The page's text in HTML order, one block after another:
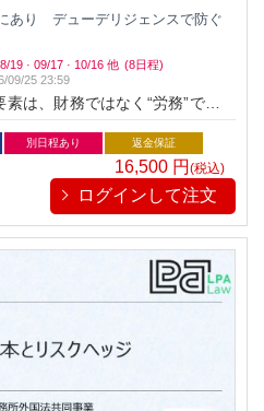
あり デューデリジェンスで防ぐ
19 · 09/17 · 10/16 他 (8日程)
09/25 23:59
は、財務ではなく“労務”です。
社会保険未加入・ハラスメント
業価値を一瞬で損なう可能性が
来経営が独自に確立した「みら
5ステップ」をもとに、労務リス
実に成功へ導く実践ノウハウを公
別日程あり 返金保証
16,500 円(税込)
ログインして注文